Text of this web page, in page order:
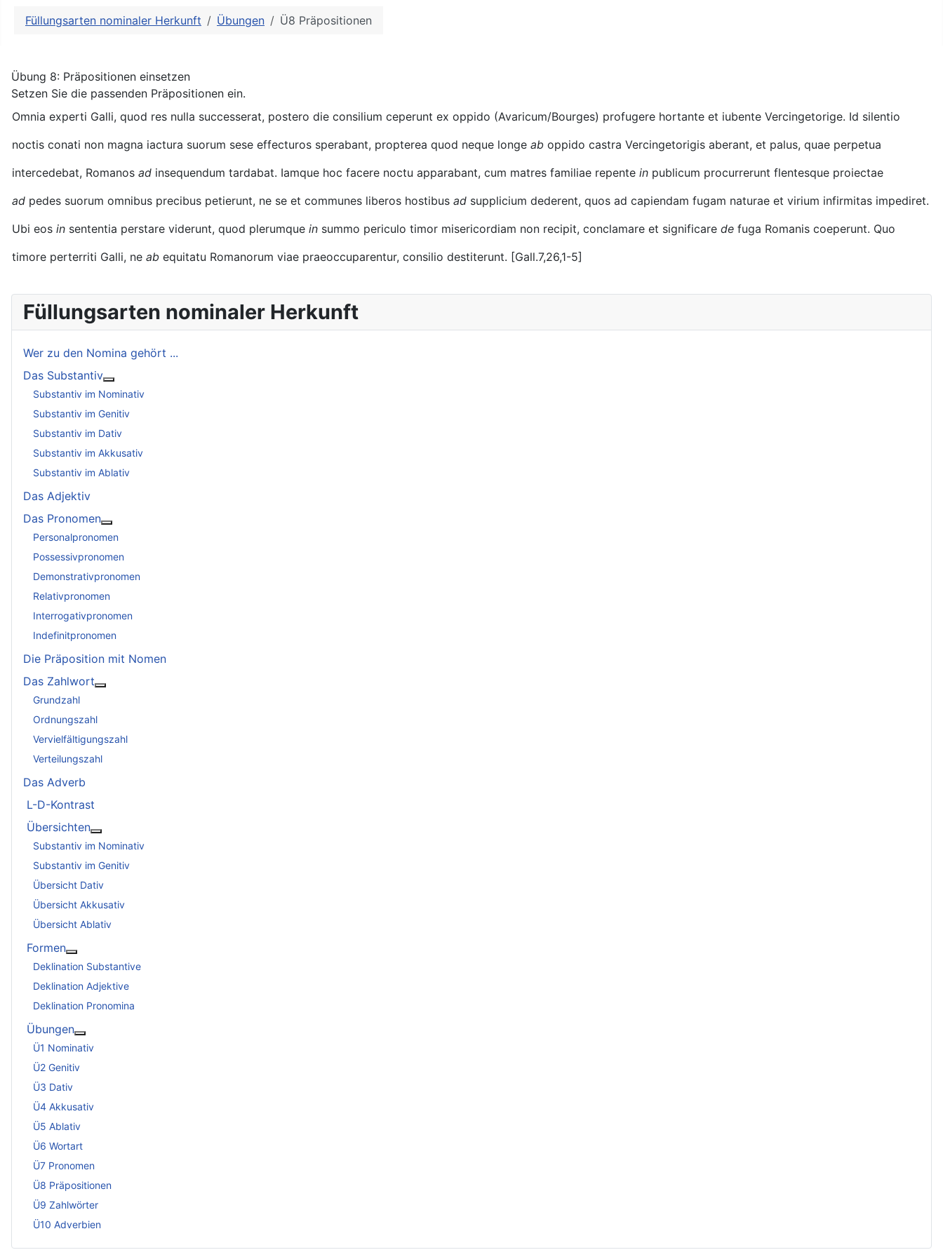
Füllungsarten nominaler Herkunft
Übungen Ü8 Präpositionen
Übung 8: Präpositionen einsetzen
Setzen Sie die passenden Präpositionen ein.
Omnia experti Galli, quod res nulla successerat, postero die consilium ceperunt ex oppido (Avaricum/Bourges) profugere hortante et iubente Vercingetorige. Id silentio
noctis conati non magna iactura suorum sese effecturos sperabant, propterea quod neque longe ab oppido castra Vercingetorigis aberant, et palus, quae perpetua
intercedebat, Romanos ad insequendum tardabat. Iamque hoc facere noctu apparabant, cum matres familiae repente in publicum procurrerunt flentesque proiectae
ad pedes suorum omnibus precibus petierunt, ne se et communes liberos hostibus ad supplicium dederent, quos ad capiendam fugam naturae et virium infirmitas impediret.
Ubi eos in sententia perstare viderunt, quod plerumque in summo periculo timor misericordiam non recipit, conclamare et significare de fuga Romanis coeperunt. Quo
timore perterriti Galli, ne ab equitatu Romanorum viae praeoccuparentur, consilio destiterunt. [Gall.7,26,1-5]
Füllungsarten nominaler Herkunft
Wer zu den Nomina gehört ...
Das Substantiv
Weitere Informationen: Das Substantiv
Substantiv im Nominativ
Substantiv im Genitiv
Substantiv im Dativ
Substantiv im Akkusativ
Substantiv im Ablativ
Das Adjektiv
Das Pronomen
Personalpronomen
Possessivpronomen
Demonstrativpronomen
Relativpronomen
Interrogativpronomen
Indefinitpronomen
Die Präposition mit Nomen
Das Zahlwort
Grundzahl
Ordnungszahl
Vervielfältigungszahl
Verteilungszahl
Das Adverb
L-D-Kontrast
Übersichten
Substantiv im Nominativ
Substantiv im Genitiv
Übersicht Dativ
Übersicht Akkusativ
Übersicht Ablativ
Formen
Deklination Substantive
Deklination Adjektive
Deklination Pronomina
Übungen
Ü1 Nominativ
Ü2 Genitiv
Ü3 Dativ
Ü4 Akkusativ
Ü5 Ablativ
Ü6 Wortart
Ü7 Pronomen
Ü8 Präpositionen
Ü9 Zahlwörter
Ü10 Adverbien